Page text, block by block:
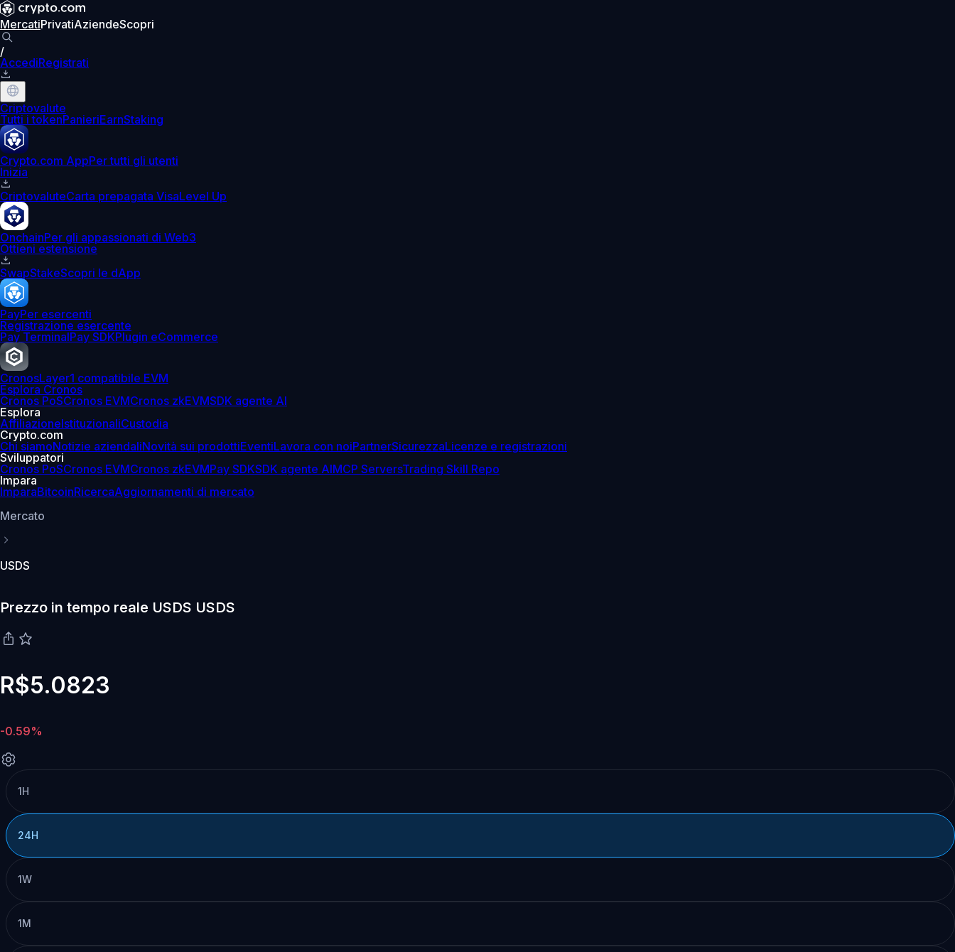
MercatiPrivatiAziendeScopri
/
AccediRegistrati
Criptovalute
Tutti i tokenPanieriEarnStaking
Crypto.com AppPer tutti gli utenti
Inizia
CriptovaluteCarta prepagata VisaLevel Up
OnchainPer gli appassionati di Web3
Ottieni estensione
SwapStakeScopri le dApp
PayPer esercenti
Registrazione esercente
Pay TerminalPay SDKPlugin eCommerce
CronosLayer1 compatibile EVM
Esplora Cronos
Cronos PoSCronos EVMCronos zkEVMSDK agente AI
Esplora
AffiliazioneIstituzionaliCustodia
Crypto.com
Chi siamoNotizie aziendaliNovità sui prodottiEventiLavora con noiPartnerSicurezzaLicenze e registrazioni
Sviluppatori
Cronos PoSCronos EVMCronos zkEVMPay SDKSDK agente AIMCP ServersTrading Skill Repo
Impara
ImparaBitcoinRicercaAggiornamenti di mercato
Mercato
USDS
Prezzo in tempo reale USDS USDS
R$5.0823
-0.59%
1H
24H
1W
1M